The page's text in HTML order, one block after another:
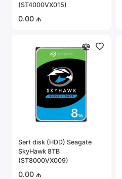
(ST4000VX015)
0.00 ₼
Sərt disk (HDD) Seagate
SkyHawk 8TB
(ST8000VX009)
0.00 ₼